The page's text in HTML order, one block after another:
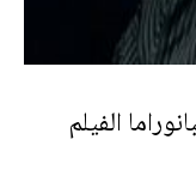
الفيلم